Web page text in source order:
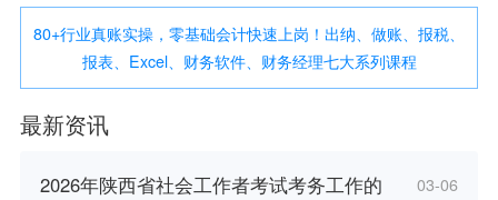
80+行业真账实操，零基础会计快速上岗！出纳、做账、报税、
报表、Excel、财务软件、财务经理七大系列课程
最新资讯
2026年陕西省社会工作者考试考务工作的 03-06